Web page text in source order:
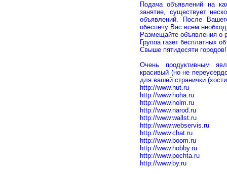
Подача объявлений на
занятие, существует
объявлений. После
обеспечу Вас всем
Размещайте объявления о
Группа газет бесплатных
Свыше пятидесяти
Очень продуктивным
красивый (но не
для вашей странички
http://www.hut.ru
http://www.hoha.ru
http://www.holm.ru
http://www.narod.ru
http://www.wallst.ru
http://www.webservis.ru
http://www.chat.ru
http://www.boom.ru
http://www.hobby.ru
http://www.pochta.ru
http://www.by.ru